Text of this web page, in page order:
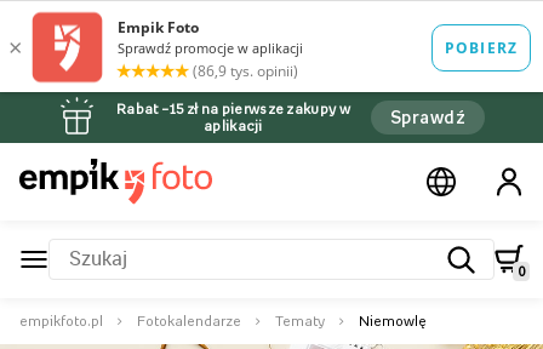
Rabat –15 zł na pierwsze zakupy w
aplikacji
Sprawdź
0
empikfoto.pl Fotokalendarze Tematy Niemowlę